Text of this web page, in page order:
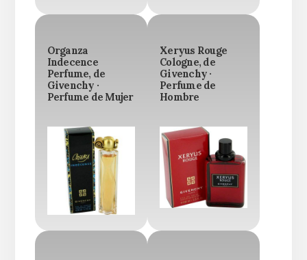
Organza
Indecence
Perfume, de
Givenchy ·
Perfume de Mujer
Xeryus Rouge
Cologne, de
Givenchy ·
Perfume de
Hombre